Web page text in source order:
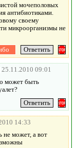
мочеполовых
антибиотиками.
своему
микроорганизмы не
25.11.2010 09:01
может быть
14:33
не может, а вот